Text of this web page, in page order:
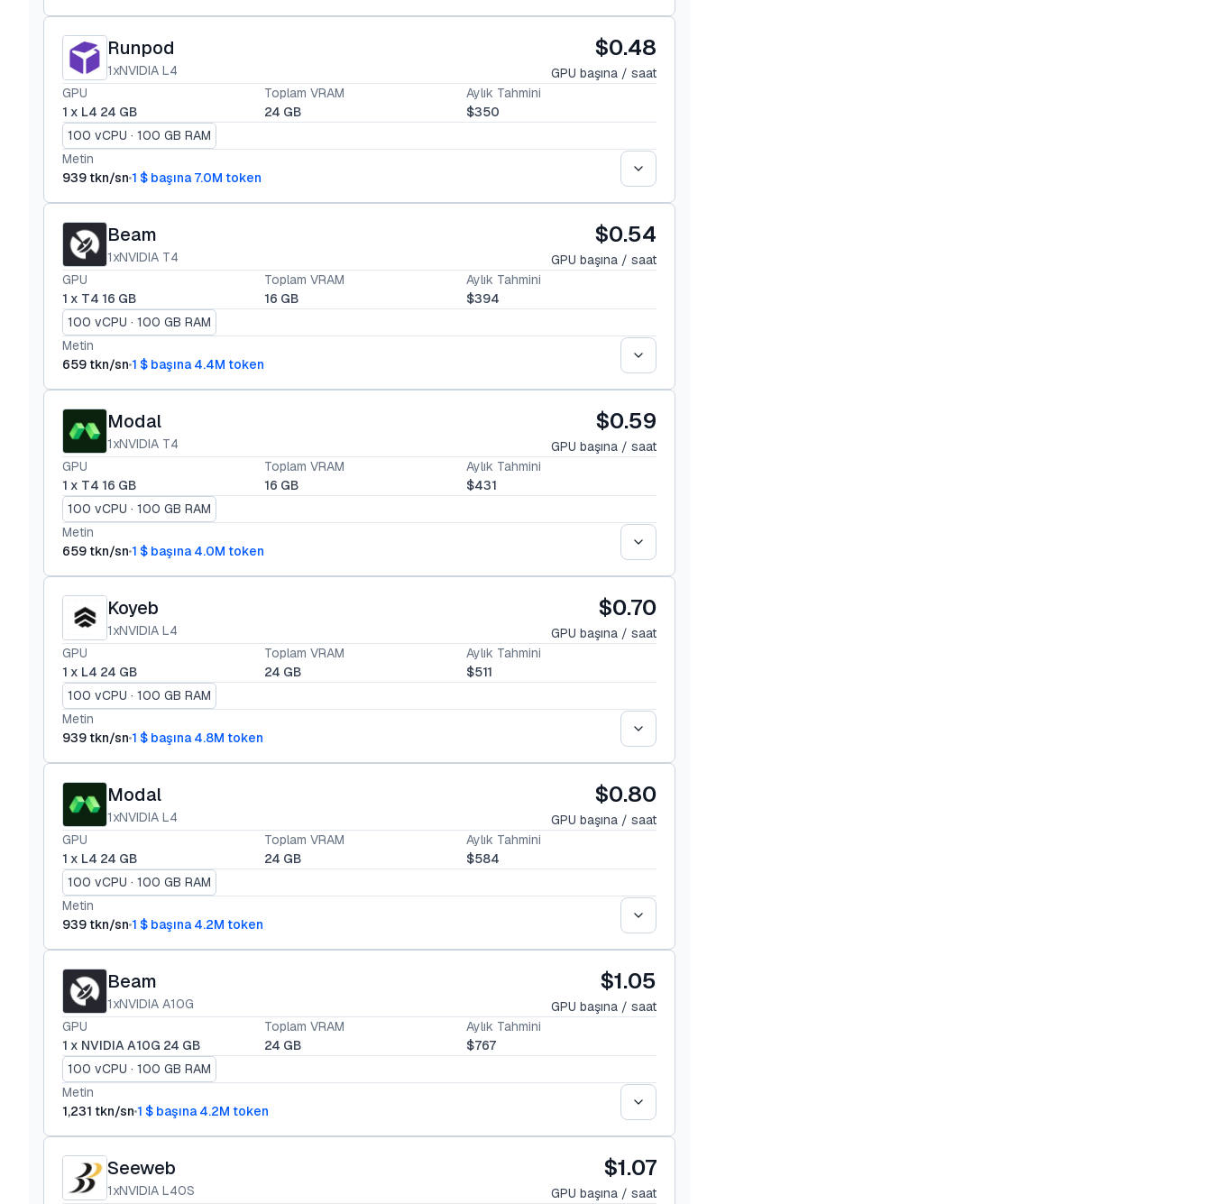
Runpod
1xNVIDIA L4
$0.48
GPU başına / saat
GPU
1 x L4 24 GB
Toplam VRAM
24 GB
Aylık Tahmini
$350
100 vCPU · 100 GB RAM
Metin
939 tkn/sn 1 $ başına 7.0M token
Beam
1xNVIDIA T4
$0.54
GPU başına / saat
GPU
1 x T4 16 GB
Toplam VRAM
16 GB
Aylık Tahmini
$394
100 vCPU · 100 GB RAM
Metin
659 tkn/sn 1 $ başına 4.4M token
Modal
1xNVIDIA T4
$0.59
GPU başına / saat
GPU
1 x T4 16 GB
Toplam VRAM
16 GB
Aylık Tahmini
$431
100 vCPU · 100 GB RAM
Metin
659 tkn/sn 1 $ başına 4.0M token
Koyeb
1xNVIDIA L4
$0.70
GPU başına / saat
GPU
1 x L4 24 GB
Toplam VRAM
24 GB
Aylık Tahmini
$511
100 vCPU · 100 GB RAM
Metin
939 tkn/sn 1 $ başına 4.8M token
Modal
1xNVIDIA L4
$0.80
GPU başına / saat
GPU
1 x L4 24 GB
Toplam VRAM
24 GB
Aylık Tahmini
$584
100 vCPU · 100 GB RAM
Metin
939 tkn/sn 1 $ başına 4.2M token
Beam
1xNVIDIA A10G
$1.05
GPU başına / saat
GPU
1 x NVIDIA A10G 24 GB
Toplam VRAM
24 GB
Aylık Tahmini
$767
100 vCPU · 100 GB RAM
Metin
1,231 tkn/sn 1 $ başına 4.2M token
Seeweb
1xNVIDIA L40S
$1.07
GPU başına / saat